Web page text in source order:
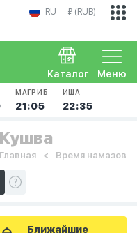
RU ₽ (RUB)
Меню
Каталог
МАГРИБ
21:05
ИША
22:35
Главная Время намазов
Ближайшие